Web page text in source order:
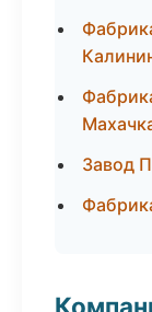
Завод